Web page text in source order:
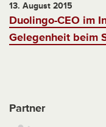
13. August 2015
Duolingo-CEO im
Gelegenheit beim
Partner